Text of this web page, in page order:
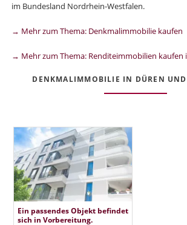
im Bundesland Nordrhein-Westfalen.
→ Mehr zum Thema: Denkmalimmobilie kaufen
→ Mehr zum Thema: Renditeimmobilien kaufen
DENKMALIMMOBILIE IN DÜREN UND
Ein passendes Objekt befindet
sich in Vorbereitung.